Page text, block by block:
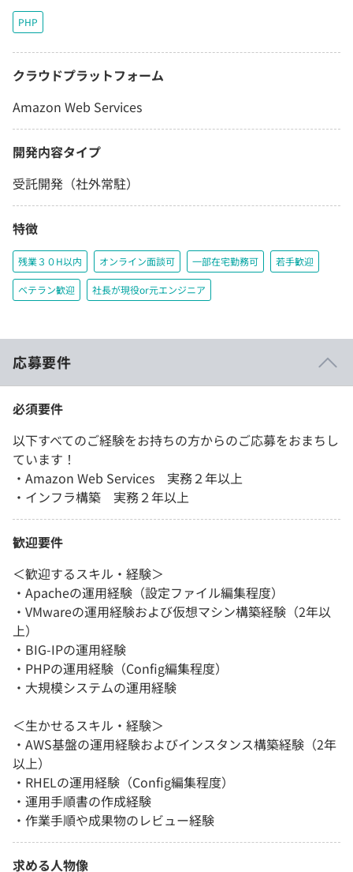
PHP
クラウドプラットフォーム
Amazon Web Services
開発内容タイプ
受託開発（社外常駐）
特徴
残業３０H以内 オンライン面談可 一部在宅勤務可 若手歓迎
ベテラン歓迎 社長が現役or元エンジニア
応募要件
必須要件
以下すべてのご経験をお持ちの方からのご応募をおまちし
ています！
・Amazon Web Services 実務２年以上
・インフラ構築 実務２年以上
歓迎要件
＜歓迎するスキル・経験＞
・Apacheの運用経験（設定ファイル編集程度）
・VMwareの運用経験および仮想マシン構築経験（2年以
上）
・BIG-IPの運用経験
・PHPの運用経験（Config編集程度）
・大規模システムの運用経験
＜生かせるスキル・経験＞
・AWS基盤の運用経験およびインスタンス構築経験（2年
以上）
・RHELの運用経験（Config編集程度）
・運用手順書の作成経験
・作業手順や成果物のレビュー経験
求める人物像